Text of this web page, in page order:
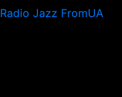
Radio Jazz FromUA